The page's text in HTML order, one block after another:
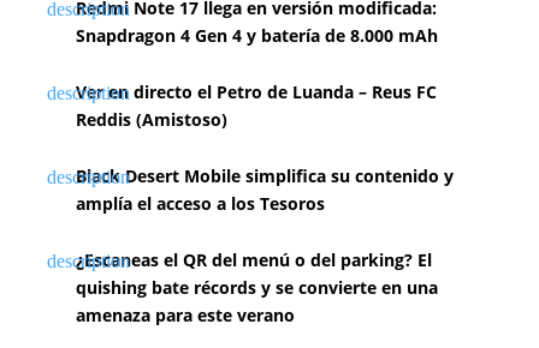
Redmi Note 17 llega en versión modificada:
Snapdragon 4 Gen 4 y batería de 8.000 mAh
Ver en directo el Petro de Luanda – Reus FC
Reddis (Amistoso)
Black Desert Mobile simplifica su contenido y
amplía el acceso a los Tesoros
¿Escaneas el QR del menú o del parking? El
quishing bate récords y se convierte en una
amenaza para este verano